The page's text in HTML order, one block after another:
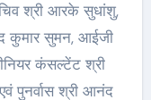
श्री आरके सुधांशु,
कुमार सुमन, आईजी
कंसल्टेंट श्री
पुनर्वास श्री आनंद